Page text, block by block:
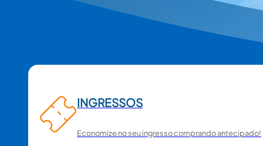
INGRESSOS
Economize no seu ingresso comprando antecipado!